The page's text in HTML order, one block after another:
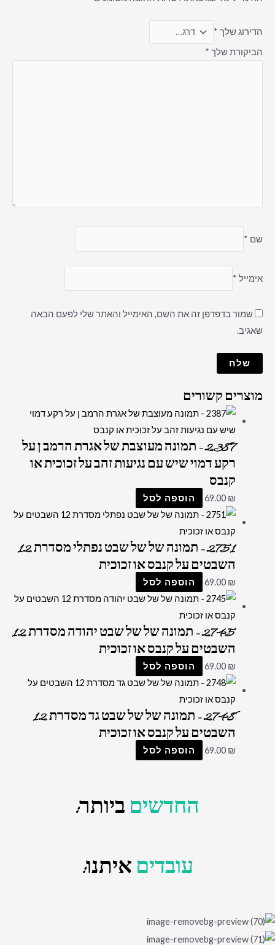
הדירוג שלך *
הביקורת שלך *
שם *
אימייל *
שמור בדפדפן זה את השם, האימייל והאתר שלי לפעם הבאה
שאגיב.
מוצרים קשורים
2387 – תמונה מעוצבת של אגרת הרמב ן על
רקע דמוי שיש עם נגיעות זהב על זכוכית או
קנבס
69.00 ₪ הוספה לסל
2751 – תמונה של של שבט נפתלי מסדרת 12
השבטים על קנבס או זכוכית
69.00 ₪ הוספה לסל
2745 – תמונה של של שבט יהודה מסדרת 12
השבטים על קנבס או זכוכית
69.00 ₪ הוספה לסל
2748 – תמונה של של שבט גד מסדרת 12
השבטים על קנבס או זכוכית
69.00 ₪ הוספה לסל
החדשיםביותר:
עובדיםאיתנו: